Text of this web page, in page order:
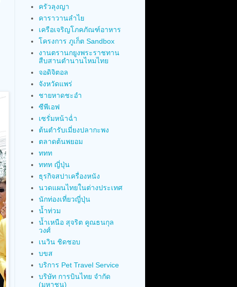
ครัวลุงญา
คาราวานลำไย
เครือเจริญโภคภัณฑ์อาหาร
โครงการ ภูเก็ต Sandbox
งานตรานกยูงพระราชทาน
สืบสานตำนานไหมไทย
จอดิจิตอล
จังหวัดแพร่
ชายหาดชะอำ
ซีพีเอฟ
เซรั่มหน้าฉ่ำ
ต้นตำรับเมี่ยงปลากะพง
ตลาดต้นพยอม
ททท
ททท ญี่ปุ่น
ธุรกิจสปาเครื่องหนัง
นวดแผนไทยในต่างประเทศ
นักท่องเที่ยวญี่ปุ่น
น้ำท่วม
น้ำเหนือ สุจริต คูณธนกุล
วงศ์
เนวิน ชิดชอบ
บขส
บริการ Pet Travel Service
บริษัท การบินไทย จำกัด
(มหาชน)